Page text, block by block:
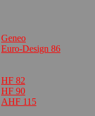
Geneo
Euro-Design 86
HF 82
HF 90
AHF 115